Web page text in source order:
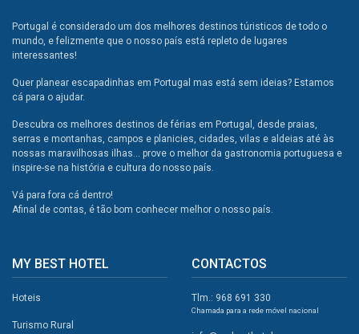
Portugal é considerado um dos melhores destinos túristicos de todo o
mundo, e felizmente que o nosso país está repleto de lugares
interessantes!
Quer planear escapadinhas em Portugal mas está sem ideias? Estamos
cá para o ajudar.
Descubra os melhores destinos de férias em Portugal, desde praias,
serras e montanhas, campos e planicies, cidades, vilas e aldeias até às
nossas maravilhosas ilhas... prove o melhor da gastronomia portuguesa e
inspire-se na história e cultura do nosso país.
Vá para fora cá dentro!
Afinal de contas, é tão bom conhecer melhor o nosso país.
MY BEST HOTEL
Hoteis
Turismo Rural
CONTACTOS
Tlm.: 968 691 330
Chamada para a rede móvel nacional